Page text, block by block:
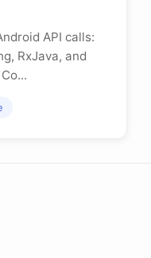
API calls:
RxJava, and